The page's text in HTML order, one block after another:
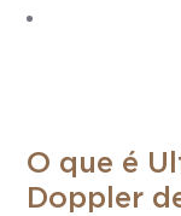
O que é
Doppler